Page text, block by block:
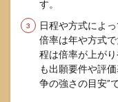
型選
失敗
しな
いた
めの
注意
す。
日程や方式によ
倍率は年や方式
程は倍率が上が
も出願要件や評
争の強さの目安”